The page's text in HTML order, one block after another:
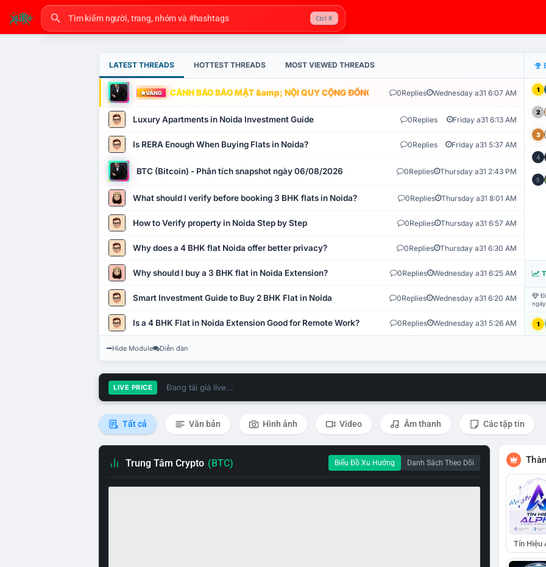
Ctrl K
LATEST THREADS HOTTEST THREADS MOST VIEWED THREADS
VÀNG CẢNH BÁO BẢO MẬT &amp; NỘI QUY CỘNG ĐỒNG VLIKE.VN: HỆ THỐNG GIÁM SÁT TỰ
0Replies Wednesday a31 6:07 AM
Luxury Apartments in Noida Investment Guide 0Replies Friday a31 6:13 AM
Is RERA Enough When Buying Flats in Noida? 0Replies Friday a31 5:37 AM
BTC (Bitcoin) - Phân tích snapshot ngày 06/08/2026 0Replies Thursday a31 2:43 PM
What should I verify before booking 3 BHK flats in Noida? 0Replies Thursday a31 8:01 AM
How to Verify property in Noida Step by Step 0Replies Thursday a31 6:57 AM
Why does a 4 BHK flat Noida offer better privacy? 0Replies Thursday a31 6:30 AM
Why should I buy a 3 BHK flat in Noida Extension? 0Replies Wednesday a31 6:25 AM
Smart Investment Guide to Buy 2 BHK Flat in Noida 0Replies Wednesday a31 6:20 AM
Is a 4 BHK Flat in Noida Extension Good for Remote Work? 0Replies Wednesday a31 5:26 AM
1
2
3
4
5
1
Hide Module Diễn đàn
LIVE PRICE Đang tải giá live...
Tất cả Văn bản Hình ảnh Video Âm thanh Các tập tin
Trung Tâm Crypto (BTC) Biểu Đồ Xu Hướng Danh Sách Theo Dõi
Tín Hiệu